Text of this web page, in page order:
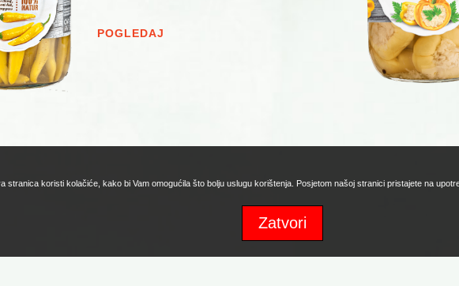
stranica koristi kolačiće, kako bi Vam omogućila što bolju uslugu korištenja. Posjetom našoj stranici pristajete na
Zatvori
POGLEDAJ